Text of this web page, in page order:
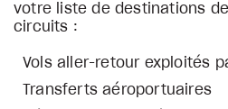
votre liste de destinations
circuits :
Vols aller-retour exploités
Transferts aéroportuaires